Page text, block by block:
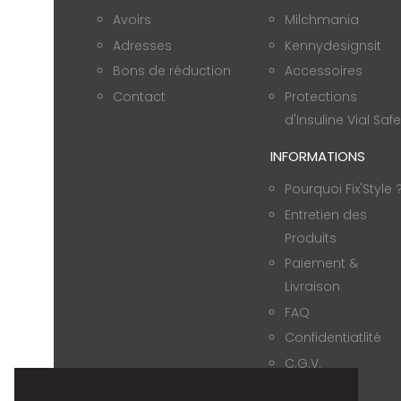
Avoirs
Adresses
Bons de réduction
Contact
Milchmania
Kennydesignsit
Accessoires
Protections
d'Insuline Vial Safe
INFORMATIONS
Pourquoi Fix'Style
Entretien des
Produits
Paiement &
Livraison
FAQ
Confidentiatlité
C.G.V.